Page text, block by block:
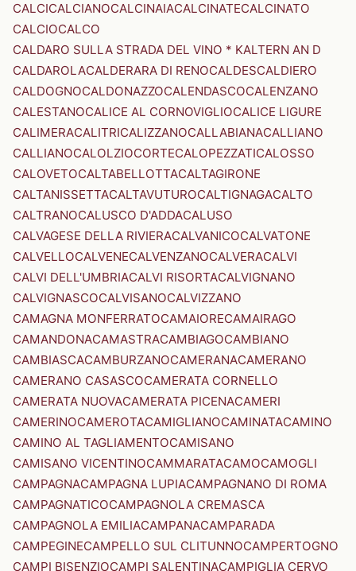
CALCICALCIANOCALCINAIACALCINATECALCINATO
CALCIOCALCO
CALDARO SULLA STRADA DEL VINO * KALTERN AN D
CALDAROLACALDERARA DI RENOCALDESCALDIERO
CALDOGNOCALDONAZZOCALENDASCOCALENZANO
CALESTANOCALICE AL CORNOVIGLIOCALICE LIGURE
CALIMERACALITRICALIZZANOCALLABIANACALLIANO
CALLIANOCALOLZIOCORTECALOPEZZATICALOSSO
CALOVETOCALTABELLOTTACALTAGIRONE
CALTANISSETTACALTAVUTUROCALTIGNAGACALTO
CALTRANOCALUSCO D'ADDACALUSO
CALVAGESE DELLA RIVIERACALVANICOCALVATONE
CALVELLOCALVENECALVENZANOCALVERACALVI
CALVI DELL'UMBRIACALVI RISORTACALVIGNANO
CALVIGNASCOCALVISANOCALVIZZANO
CAMAGNA MONFERRATOCAMAIORECAMAIRAGO
CAMANDONACAMASTRACAMBIAGOCAMBIANO
CAMBIASCACAMBURZANOCAMERANACAMERANO
CAMERANO CASASCOCAMERATA CORNELLO
CAMERATA NUOVACAMERATA PICENACAMERI
CAMERINOCAMEROTACAMIGLIANOCAMINATACAMINO
CAMINO AL TAGLIAMENTOCAMISANO
CAMISANO VICENTINOCAMMARATACAMOCAMOGLI
CAMPAGNACAMPAGNA LUPIACAMPAGNANO DI ROMA
CAMPAGNATICOCAMPAGNOLA CREMASCA
CAMPAGNOLA EMILIACAMPANACAMPARADA
CAMPEGINECAMPELLO SUL CLITUNNOCAMPERTOGNO
CAMPI BISENZIOCAMPI SALENTINACAMPIGLIA CERVO